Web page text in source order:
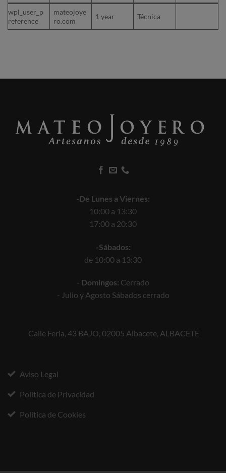
wpl_user_p
reference
mateojoye
ro.com
1 year Técnica
-De Lunes a Viernes:
10:00 a 13:30
17:00 a 20:30
-Sábados:
de 10:00 a 13:30
- Domingos: Cerrado
- Julio y Agosto Sábados cerrado
Calle Feria, 43 BAJO, 02005 Albacete, ALBACETE
Aviso Legal
Política de Privacidad
Política de Cookies